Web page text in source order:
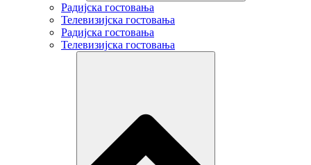
Радијска гостовања
Телевизијска гостовања
Радијска гостовања
Телевизијска гостовања